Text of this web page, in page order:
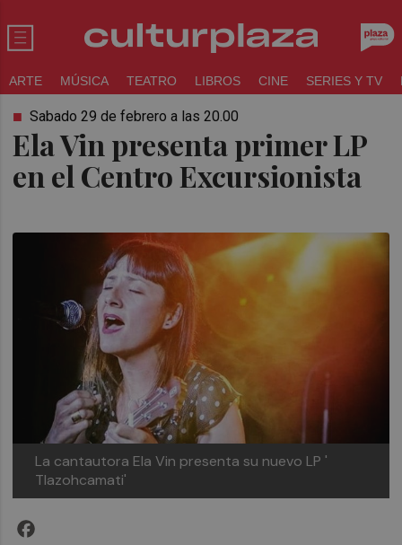
ARTE MÚSICA TEATRO LIBROS CINE SERIES Y TV
Ela Vin presenta primer LP
en el Centro Excursionista
Sabado 29 de febrero a las 20.00
La cantautora Ela Vin presenta su nuevo LP '
Tlazohcamati'